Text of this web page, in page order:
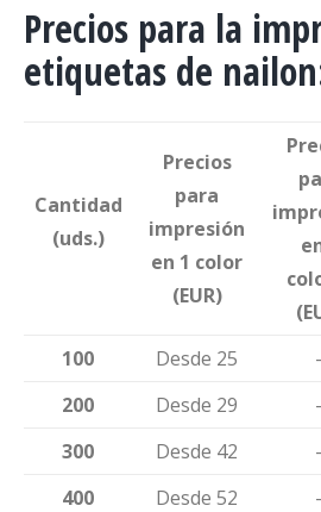
Precios para la
etiquetas de
Cantidad
(uds.)
Precios
para
impresión
en 1 color
(EUR)
100
Desde 25
200
Desde 29
300
Desde 42
400
Desde 52